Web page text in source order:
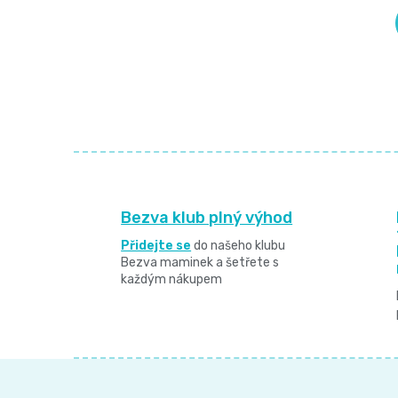
Bezva klub plný výhod
Přidejte se do našeho klubu
Bezva maminek a šetřete s
každým nákupem